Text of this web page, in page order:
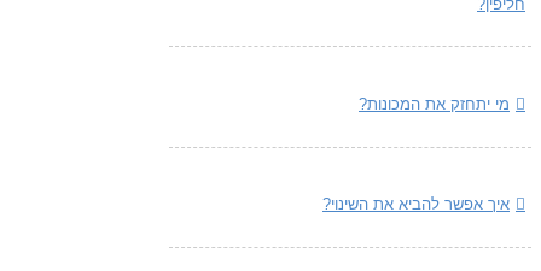
חליפין?
מי יתחזק את המכונות?
איך אפשר להביא את השינוי?